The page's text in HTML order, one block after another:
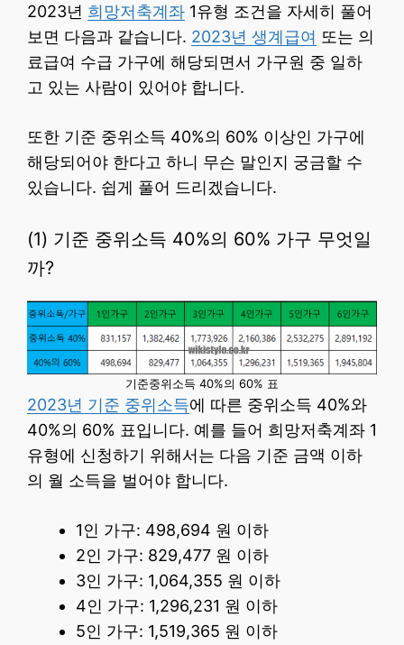
2023년 희망저축계좌 1유형 조건을 자세히 풀어
보면 다음과 같습니다. 2023년 생계급여 또는 의
료급여 수급 가구에 해당되면서 가구원 중 일하
고 있는 사람이 있어야 합니다.
또한 기준 중위소득 40%의 60% 이상인 가구에
해당되어야 한다고 하니 무슨 말인지 궁금할 수
있습니다. 쉽게 풀어 드리겠습니다.
(1) 기준 중위소득 40%의 60% 가구 무엇일
까?
기준중위소득 40%의 60% 표
2023년 기준 중위소득에 따른 중위소득 40%와
40%의 60% 표입니다. 예를 들어 희망저축계좌 1
유형에 신청하기 위해서는 다음 기준 금액 이하
의 월 소득을 벌어야 합니다.
1인 가구: 498,694 원 이하
2인 가구: 829,477 원 이하
3인 가구: 1,064,355 원 이하
4인 가구: 1,296,231 원 이하
5인 가구: 1,519,365 원 이하